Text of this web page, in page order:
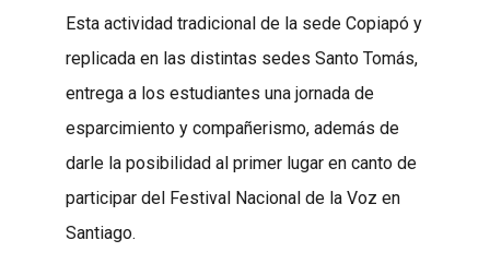
Esta actividad tradicional de la sede Copiapó y
replicada en las distintas sedes Santo Tomás,
entrega a los estudiantes una jornada de
esparcimiento y compañerismo, además de
darle la posibilidad al primer lugar en canto de
participar del Festival Nacional de la Voz en
Santiago.